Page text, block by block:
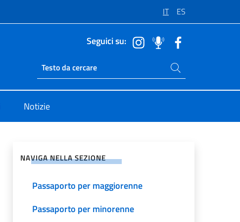
IT ES
Seguici su:
Ricerca sito live
Cerca nel sito
Notizie
NAVIGA NELLA SEZIONE
Passaporto per maggiorenne
Passaporto per minorenne